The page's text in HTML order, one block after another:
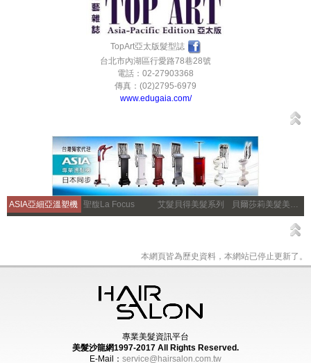
TopArt亞太版髮型誌
台北市內湖區行愛路78巷28號
電話：02-27903368
傳真：(02)2795-6979
www.edugaia.com/
ASIA亞細亞溫塑機 聖馥La Focus 艾髮貝得美髮系列 貝爾莎莉美髮美容補習
本網頁皆為歷史資料，本網站已停止更新了。
專業美髮資訊平台
美髮沙龍網1997-2017 All Rights Reserved.
E-Mail： service@hairsalon.com.tw